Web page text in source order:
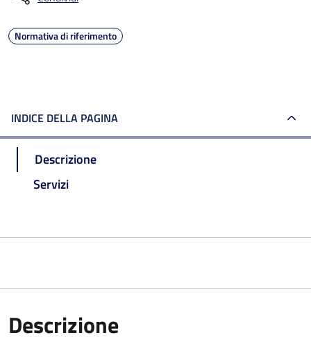
Normativa di riferimento
INDICE DELLA PAGINA
Descrizione
Servizi
Descrizione